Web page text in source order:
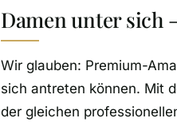
Damen unter sich
Wir glauben: Premium-
sich antreten können. Mit
der gleichen